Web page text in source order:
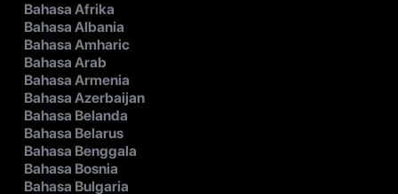
Bahasa Afrika
Bahasa Albania
Bahasa Amharic
Bahasa Arab
Bahasa Armenia
Bahasa Azerbaijan
Bahasa Belanda
Bahasa Belarus
Bahasa Benggala
Bahasa Bosnia
Bahasa Bulgaria